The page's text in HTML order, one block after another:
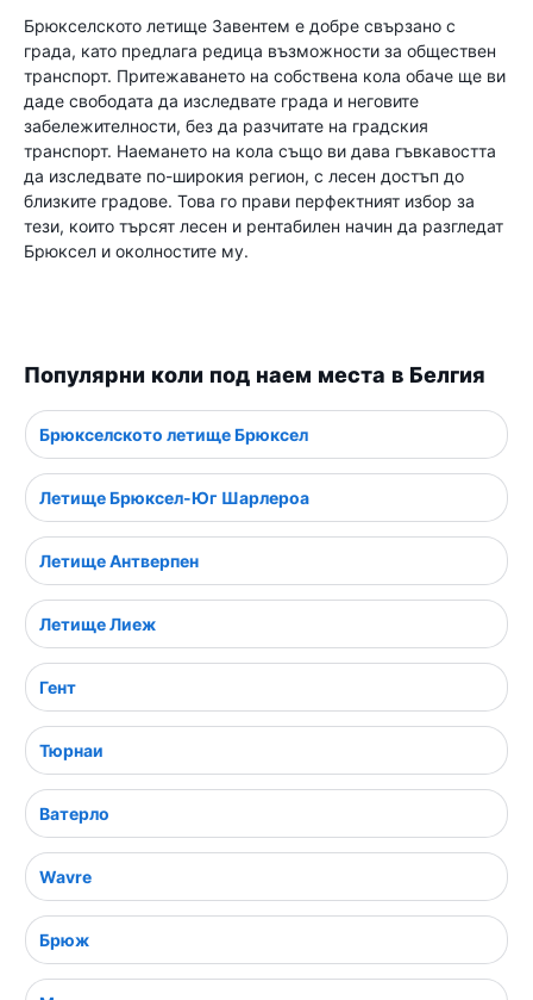
Брюкселското летище Завентем е добре свързано с
града, като предлага редица възможности за обществен
транспорт. Притежаването на собствена кола обаче ще ви
даде свободата да изследвате града и неговите
забележителности, без да разчитате на градския
транспорт. Наемането на кола също ви дава гъвкавостта
да изследвате по-широкия регион, с лесен достъп до
близките градове. Това го прави перфектният избор за
тези, които търсят лесен и рентабилен начин да разгледат
Брюксел и околностите му.
Популярни коли под наем места в Белгия
Брюкселското летище Брюксел
Летище Брюксел-Юг Шарлероа
Летище Антверпен
Летище Лиеж
Гент
Тюрнаи
Ватерло
Wavre
Брюж